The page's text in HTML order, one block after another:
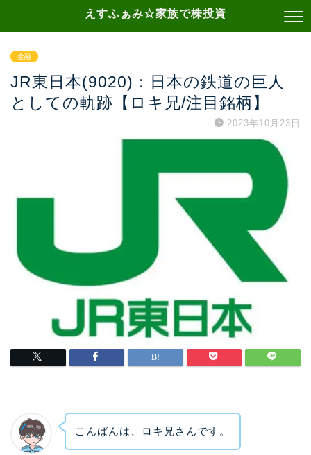
えすふぁみ☆家族で株投資
金融
JR東日本(9020)：日本の鉄道の巨人
としての軌跡【ロキ兄/注目銘柄】
2023年10月23日
こんばんは、ロキ兄さんです。